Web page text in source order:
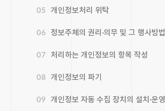
05 개인정보처리 위탁
06 정보주체의 권리·의무 및 그 행사방법
07 처리하는 개인정보의 항목 작성
08 개인정보의 파기
09 개인정보 자동 수집 장치의 설치·운